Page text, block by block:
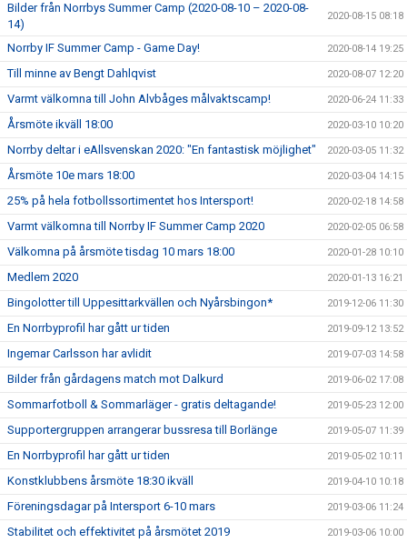
Bilder från Norrbys Summer Camp (2020-08-10 – 2020-08-
14)
2020-08-15 08:18
Norrby IF Summer Camp - Game Day! 2020-08-14 19:25
Till minne av Bengt Dahlqvist 2020-08-07 12:20
Varmt välkomna till John Alvbåges målvaktscamp! 2020-06-24 11:33
Årsmöte ikväll 18:00 2020-03-10 10:20
Norrby deltar i eAllsvenskan 2020: "En fantastisk möjlighet" 2020-03-05 11:32
Årsmöte 10e mars 18:00 2020-03-04 14:15
25% på hela fotbollssortimentet hos Intersport! 2020-02-18 14:58
Varmt välkomna till Norrby IF Summer Camp 2020 2020-02-05 06:58
Välkomna på årsmöte tisdag 10 mars 18:00 2020-01-28 10:10
Medlem 2020 2020-01-13 16:21
Bingolotter till Uppesittarkvällen och Nyårsbingon* 2019-12-06 11:30
En Norrbyprofil har gått ur tiden 2019-09-12 13:52
Ingemar Carlsson har avlidit 2019-07-03 14:58
Bilder från gårdagens match mot Dalkurd 2019-06-02 17:08
Sommarfotboll & Sommarläger - gratis deltagande! 2019-05-23 12:00
Supportergruppen arrangerar bussresa till Borlänge 2019-05-07 11:39
En Norrbyprofil har gått ur tiden 2019-05-02 10:11
Konstklubbens årsmöte 18:30 ikväll 2019-04-10 10:18
Föreningsdagar på Intersport 6-10 mars 2019-03-06 11:24
Stabilitet och effektivitet på årsmötet 2019 2019-03-06 10:00